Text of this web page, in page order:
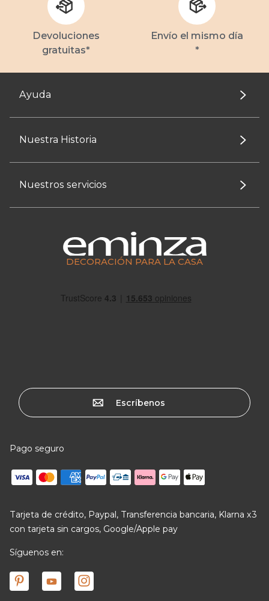
Devoluciones
gratuitas*
Envío el mismo día
*
Ayuda
Nuestra Historia
Nuestros servicios
DECORACIÓN PARA LA CASA
Escríbenos
Pago seguro
Tarjeta de crédito, Paypal, Transferencia bancaria, Klarna x3
con tarjeta sin cargos, Google/Apple pay
Síguenos en: